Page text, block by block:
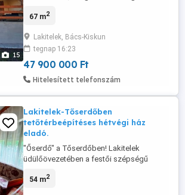
15
üdülőövezetében. A 298 nm-es telken
mindazoknak, akik a város zajától távol,
nyugodt, természetközeli környezetben
szeretnének pihenni vagy állandó
67 m2
Lakitelek, Bács-Kiskun
tegnap 16:23
47 900 000 Ft
Hitelesített telefonszám
Lakitelek-Tőserdőben
tetőtérbeépítéses hétvégi ház
eladó.
"Őserdő" a Tőserdőben! Lakitelek
üdülőövezetében a festői szépségű
megépített, mindig karbantartott, hétvégi
54 m2